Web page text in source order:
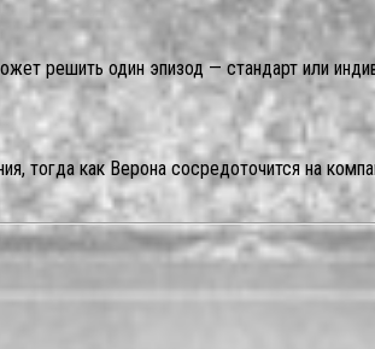
решить один эпизод — стандарт или
тогда как Верона сосредоточится на